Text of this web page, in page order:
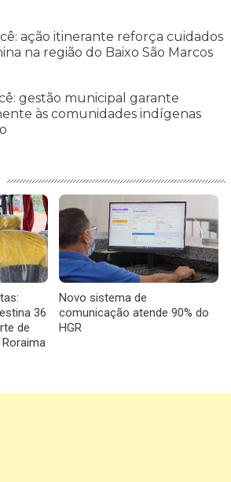
ação itinerante reforça cuidados
na região do Baixo São Marcos
gestão municipal garante
às comunidades indígenas
36
de
Novo sistema de
comunicação atende 90% do
HGR